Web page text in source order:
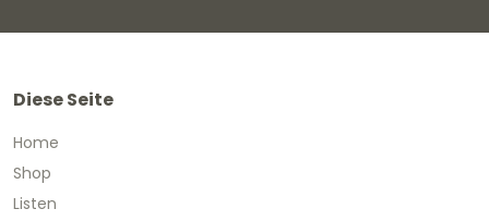
Diese Seite
Home
Shop
Listen